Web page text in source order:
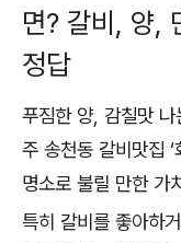
면? 갈비, 양,
정답
푸짐한 양, 감칠맛
주 송천동 갈비맛집
명소로 불릴 만한 가
특히 갈비를 좋아하